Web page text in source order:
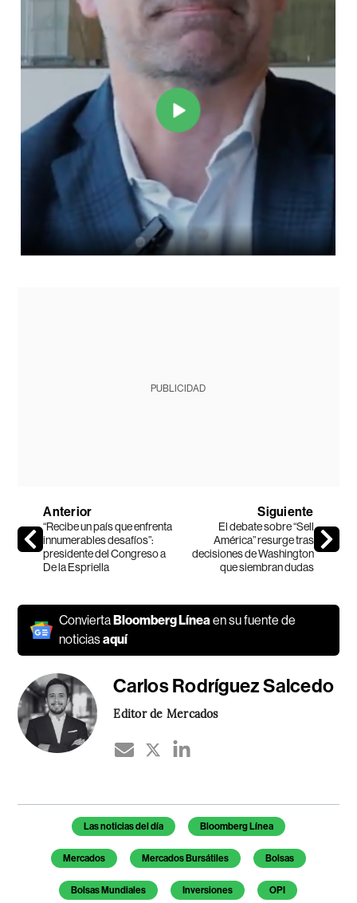
PUBLICIDAD
Anterior
“Recibe un país que enfrenta
innumerables desafíos”:
presidente del Congreso a
De la Espriella
Siguiente
El debate sobre “Sell
América” resurge tras
decisiones de Washington
que siembran dudas
ConviertaBloomberg Líneaen su fuente de
noticiasaquí
Carlos Rodríguez Salcedo
Editor de Mercados
Temas de este artículo
Las noticias del día Bloomberg Línea
Mercados Mercados Bursátiles Bolsas
Bolsas Mundiales Inversiones OPI